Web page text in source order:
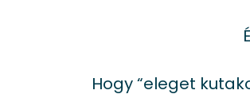
Hogy “eleget